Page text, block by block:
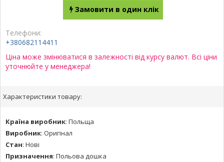
Замовити в один клік
Телефони:
+380682114411
Ціна може змінюватися в залежності від курсу валют. Всі ціни
уточнюйте у менеджера!
Характеристики товару:
Країна виробник: Польща
Виробник: Оригінал
Стан: Нові
Призначення: Польова дошка